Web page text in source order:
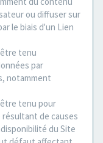
ou diffuser sur
le biais d'un Lien
tenu
par
notamment
tenu pour
résultant de causes
du Site